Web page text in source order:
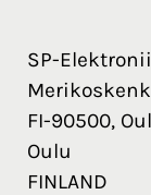
SP-
FI-90500,
Oulu
FINLAND